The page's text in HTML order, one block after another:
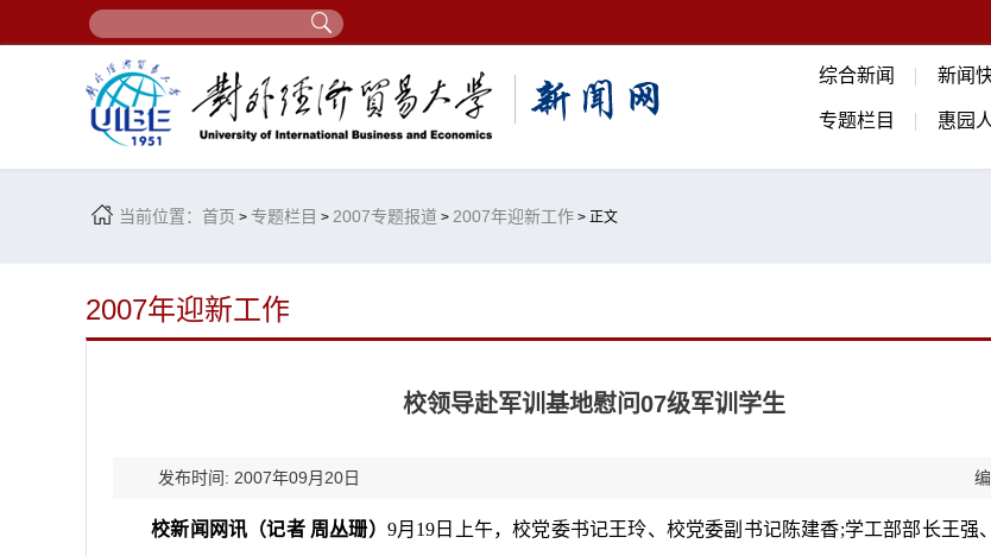
综合新闻 新闻
专题栏目 惠园
当前位置： 首页 > 专题栏目 > 2007专题报道 > 2007年迎新工作 > 正文
2007年迎新工作
校领导赴军训基地慰问07级军训学生
发布时间: 2007年09月20日
校新闻网讯（记者 周丛珊） 9月 19 日 上午，校党委书记王玲、校党委副书记陈建香;学工部部长王强